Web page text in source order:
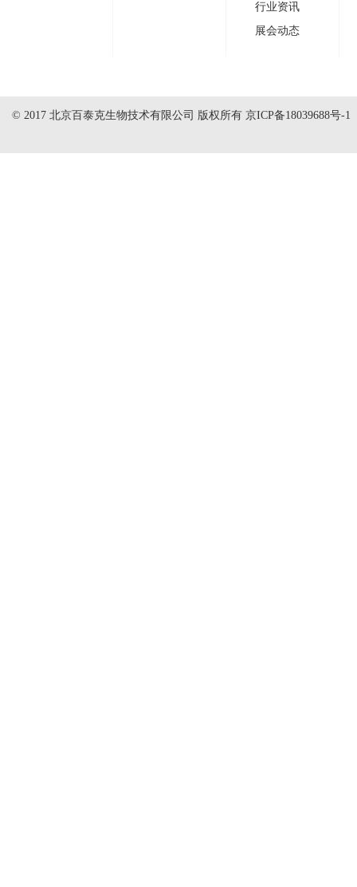
行业资讯
展会动态
© 2017 北京百泰克生物技术有限公司 版权所有 京ICP备18039688号-1